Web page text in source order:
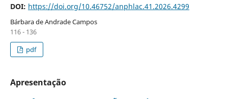
DOI: https://doi.org/10.46752/anphlac.41.2026.4299
Bárbara de Andrade Campos
116 - 136
pdf
Apresentação